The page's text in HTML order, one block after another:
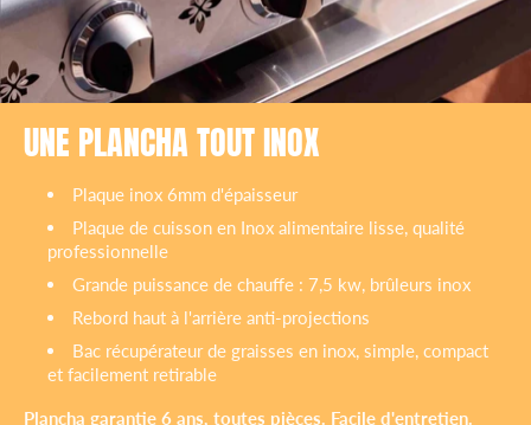
UNE PLANCHA TOUT INOX
Plaque inox 6mm d'épaisseur
Plaque de cuisson en Inox alimentaire lisse, qualité
professionnelle
Grande puissance de chauffe : 7,5 kw, brûleurs inox
Rebord haut à l'arrière anti-projections
Bac récupérateur de graisses en inox, simple, compact
et facilement retirable
Plancha garantie 6 ans, toutes pièces. Facile d'entretien.